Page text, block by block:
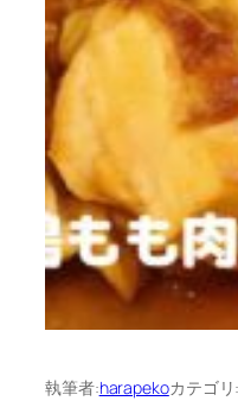
執筆者:harapekoカテゴリ: